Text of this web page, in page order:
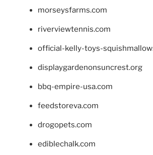
morseysfarms.com
riverviewtennis.com
official-kelly-toys-
displaygardenonsuncrest.org
bbq-empire-usa.com
feedstoreva.com
drogopets.com
ediblechalk.com